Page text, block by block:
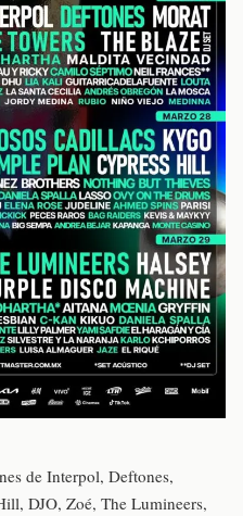
de Interpol, Deftones,
DJO, Zoé, The Lumineers,